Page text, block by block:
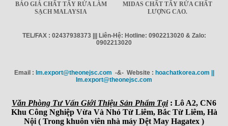
BÁO GIÁ CHẤT TẨY RỬA LÀM
SẠCH MALAYSIA
MIDAS CHẤT TẨY RỬA CHẤT
LƯỢNG CAO.
TEL/FAX : 02437938373 ||| Liên-Hệ: Hotline: 0902213020 & Zalo:
0902213020
Email : Im.export@theonejsc.com -&- Website : hoachatkorea.com ||
Im.export@theonejsc.com
Văn Phòng Tư Vấn Giới Thiệu Sản Phẩm Tại: Lô A2, CN6
Khu Công Nghiệp Vừa Và Nhỏ Từ Liêm, Bắc Từ Liêm, Hà
Nội ( Trong khuôn viên nhà máy Dệt May Hagatex )